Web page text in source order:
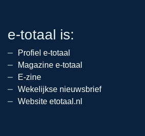
e-totaal is:
Profiel e-totaal
Magazine e-totaal
E-zine
Wekelijkse nieuwsbrief
Website etotaal.nl